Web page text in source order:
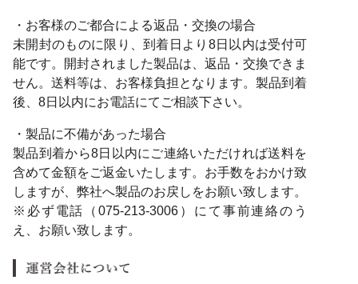
・お客様のご都合による返品・交換の場合
未開封のものに限り、到着日より8日以内は受付可
能です。開封されました製品は、返品・交換できま
せん。送料等は、お客様負担となります。製品到着
後、8日以内にお電話にてご相談下さい。
・製品に不備があった場合
製品到着から8日以内にご連絡いただければ送料を
含めて金額をご返金いたします。お手数をおかけ致
しますが、弊社へ製品のお戻しをお願い致します。
※必ず電話（075-213-3006）にて事前連絡のう
え、お願い致します。